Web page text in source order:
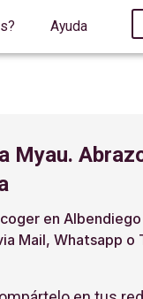
Ayuda
Myau.
en
Mail, Whatsapp o